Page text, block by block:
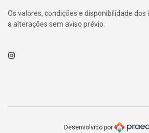
Os valores, condições e disponibilidade
a alterações sem aviso prévio.
Instagram
Desenvolvido por